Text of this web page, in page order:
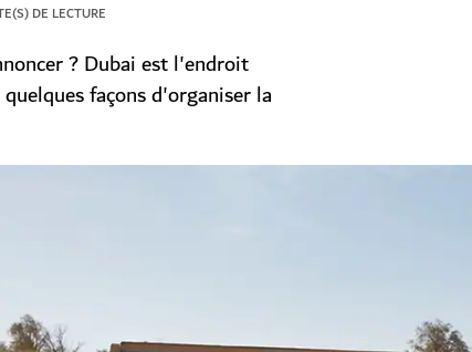
DE LECTURE
? Dubai est l'endroit
façons d'organiser la